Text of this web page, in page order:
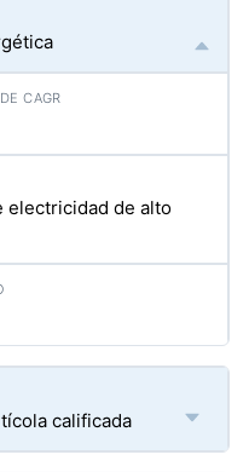
electricidad de alto
calificada